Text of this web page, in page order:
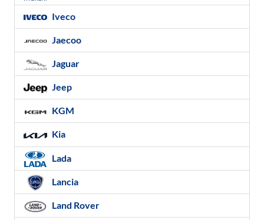
Iveco
Jaecoo
Jaguar
Jeep
KGM
Kia
Lada
Lancia
Land Rover